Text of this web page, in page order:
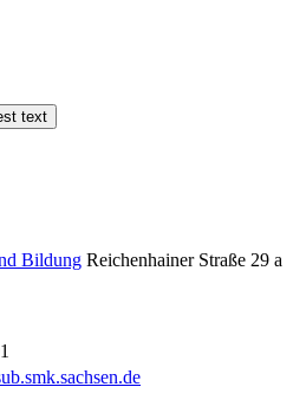
text
Bildung Reichenhainer Straße 29 a